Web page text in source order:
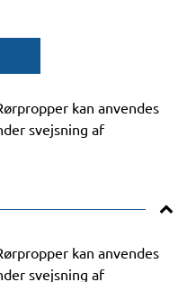
kan anvendes
svejsning af
kan anvendes
svejsning af